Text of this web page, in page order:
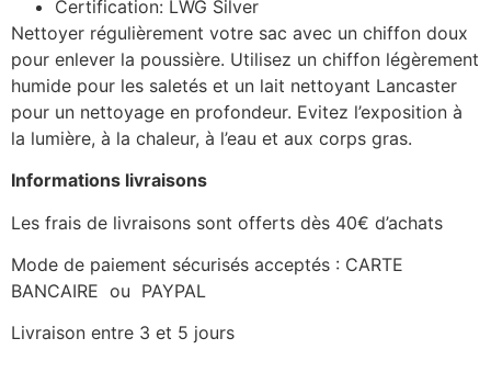
Certification: LWG Silver
Nettoyer régulièrement votre sac avec un chiffon doux
pour enlever la poussière. Utilisez un chiffon légèrement
humide pour les saletés et un lait nettoyant Lancaster
pour un nettoyage en profondeur. Evitez l’exposition à
la lumière, à la chaleur, à l’eau et aux corps gras.
Informations livraisons
Les frais de livraisons sont offerts dès 40€ d’achats
Mode de paiement sécurisés acceptés : CARTE
BANCAIRE ou PAYPAL
Livraison entre 3 et 5 jours